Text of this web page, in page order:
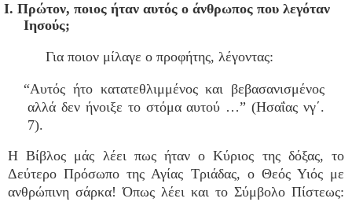
I. Πρώτον, ποιος ήταν αυτός ο άνθρωπος που λεγόταν
Ιησούς;
Για ποιον μίλαγε ο προφήτης, λέγοντας:
“Αυτός ήτο κατατεθλιμμένος και βεβασανισμένος
αλλά δεν ήνοιξε το στόμα αυτού …” (Ησαΐας νγ΄.
7).
Η Βίβλος μάς λέει πως ήταν ο Κύριος της δόξας, το
Δεύτερο Πρόσωπο της Αγίας Τριάδας, ο Θεός Υιός με
ανθρώπινη σάρκα! Όπως λέει και το Σύμβολο Πίστεως: